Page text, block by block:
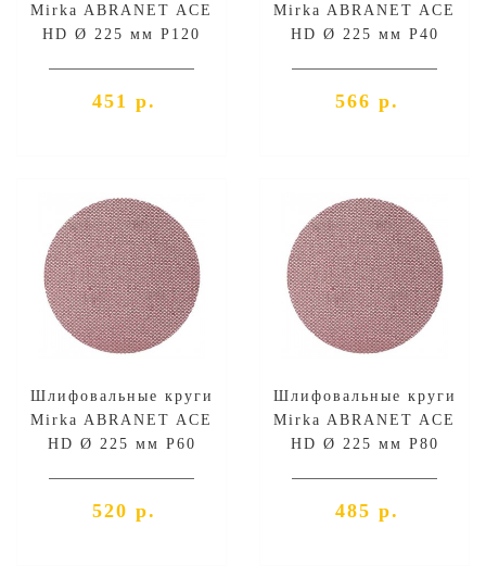
Mirka ABRANET ACE
HD Ø 225 мм P120
451 р.
Mirka ABRANET ACE
HD Ø 225 мм P40
566 р.
Шлифовальные круги
Mirka ABRANET ACE
HD Ø 225 мм P60
520 р.
Шлифовальные круги
Mirka ABRANET ACE
HD Ø 225 мм P80
485 р.